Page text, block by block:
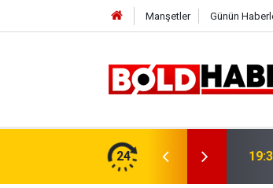
Manşetler Günün
24